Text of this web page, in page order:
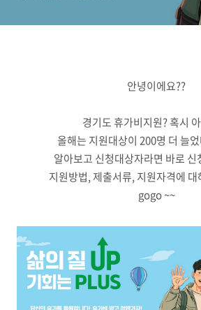
안녕이에요??
경기도 휴가비지원? 혹시
올해는 지원대상이 200명 더 늘
알아보고 신청대상자라면 바로 신
지원방법, 제출서류, 지원자격에
gogo ~~